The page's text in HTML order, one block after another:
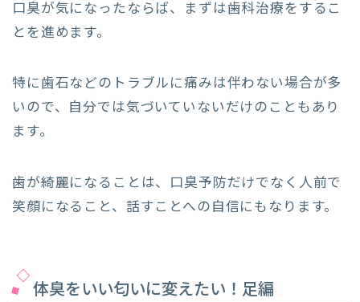
口臭が気になったならば、まずは歯科治療をするこ
とを進めます。
特に歯石などのトラブルに痛みは伴わない場合が多
いので、自分では気づいていないだけのこともあり
ます。
歯が綺麗になることは、口臭予防だけでなく人前で
笑顔になること、話すことへの自信にもなります。
体臭をいい匂いに変えたい！足編